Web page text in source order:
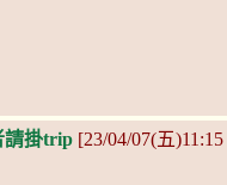
請掛trip [23/04/07(五